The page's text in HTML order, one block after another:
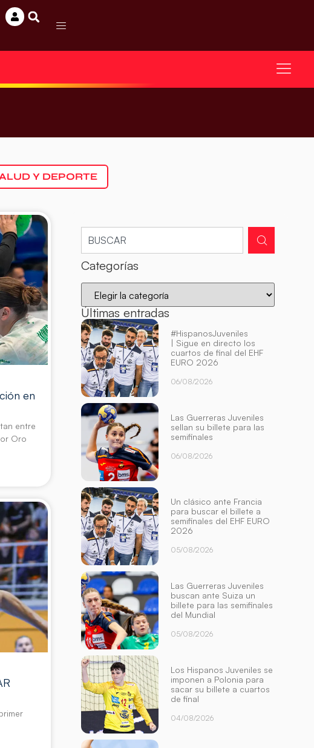
Y DEPORTE
en
entre
Oro
Categorías
Últimas entradas
#HispanosJuveniles
| Sigue en directo los
cuartos de final del EHF
EURO 2026
06/08/2026
Las Guerreras Juveniles
sellan su billete para las
semifinales
06/08/2026
Un clásico ante Francia
para buscar el billete a
semifinales del EHF EURO
2026
05/08/2026
Las Guerreras Juveniles
buscan ante Suiza un
billete para las semifinales
del Mundial
05/08/2026
Los Hispanos Juveniles se
imponen a Polonia para
sacar su billete a cuartos
de final
04/08/2026